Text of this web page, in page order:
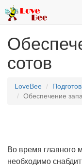
сотов
LoveBee
Обеспечение
Во время главного
необходимо